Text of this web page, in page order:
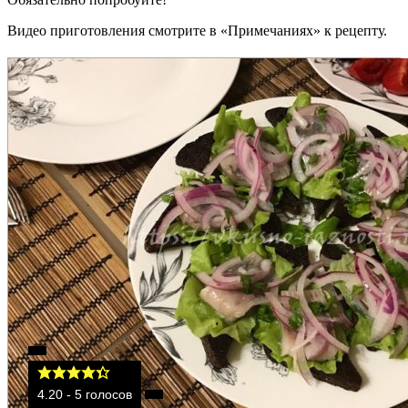
Видео приготовления смотрите в «Примечаниях» к рецепту.
4.20- 5голосов